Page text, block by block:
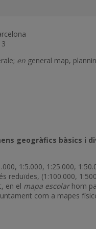
en general map,
geogràfics bàsics i
1:5.000, 1:25.000,
reduïdes, (1:100.000,
en el mapa escolarhom
com a mapes